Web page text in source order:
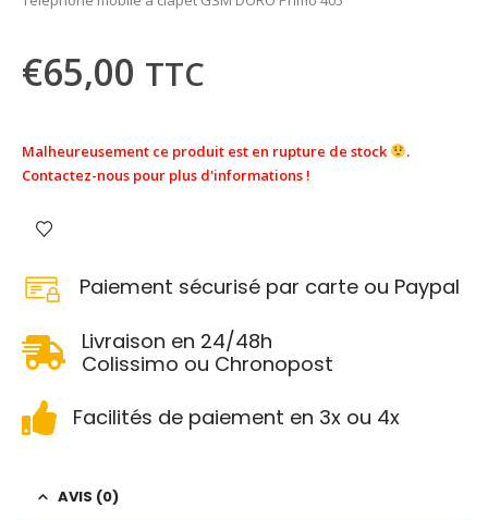
€65,00 TTC
Malheureusement ce produit est en rupture de stock
.
Contactez-nous pour plus d'informations !
Paiement sécurisé par carte ou Paypal
Livraison en 24/48h
Colissimo ou Chronopost
Facilités de paiement en 3x ou 4x
AVIS (0)